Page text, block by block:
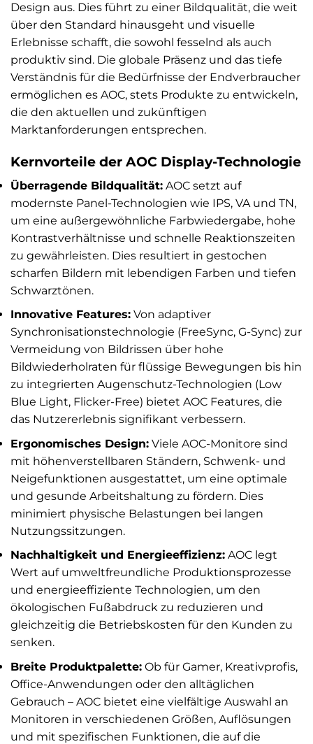
Design aus. Dies führt zu einer Bildqualität, die weit
über den Standard hinausgeht und visuelle
Erlebnisse schafft, die sowohl fesselnd als auch
produktiv sind. Die globale Präsenz und das tiefe
Verständnis für die Bedürfnisse der Endverbraucher
ermöglichen es AOC, stets Produkte zu entwickeln,
die den aktuellen und zukünftigen
Marktanforderungen entsprechen.
Kernvorteile der AOC Display-Technologie
Überragende Bildqualität: AOC setzt auf
modernste Panel-Technologien wie IPS, VA und TN,
um eine außergewöhnliche Farbwiedergabe, hohe
Kontrastverhältnisse und schnelle Reaktionszeiten
zu gewährleisten. Dies resultiert in gestochen
scharfen Bildern mit lebendigen Farben und tiefen
Schwarztönen.
Innovative Features: Von adaptiver
Synchronisationstechnologie (FreeSync, G-Sync) zur
Vermeidung von Bildrissen über hohe
Bildwiederholraten für flüssige Bewegungen bis hin
zu integrierten Augenschutz-Technologien (Low
Blue Light, Flicker-Free) bietet AOC Features, die
das Nutzererlebnis signifikant verbessern.
Ergonomisches Design: Viele AOC-Monitore sind
mit höhenverstellbaren Ständern, Schwenk- und
Neigefunktionen ausgestattet, um eine optimale
und gesunde Arbeitshaltung zu fördern. Dies
minimiert physische Belastungen bei langen
Nutzungssitzungen.
Nachhaltigkeit und Energieeffizienz: AOC legt
Wert auf umweltfreundliche Produktionsprozesse
und energieeffiziente Technologien, um den
ökologischen Fußabdruck zu reduzieren und
gleichzeitig die Betriebskosten für den Kunden zu
senken.
Breite Produktpalette: Ob für Gamer, Kreativprofis,
Office-Anwendungen oder den alltäglichen
Gebrauch – AOC bietet eine vielfältige Auswahl an
Monitoren in verschiedenen Größen, Auflösungen
und mit spezifischen Funktionen, die auf die